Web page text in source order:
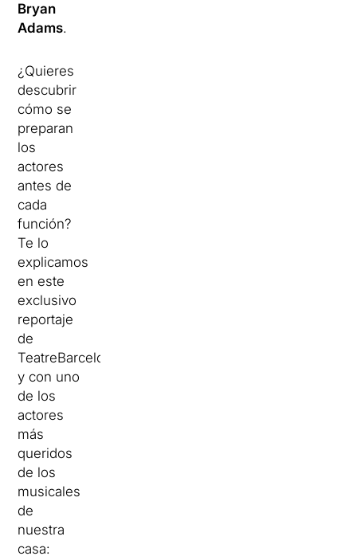
Bryan
Adams.
¿Quieres
descubrir
cómo se
preparan
los
actores
antes de
cada
función?
Te lo
explicamos
en este
exclusivo
reportaje
de
TeatreBarcelona
y con uno
de los
actores
más
queridos
de los
musicales
de
nuestra
casa: